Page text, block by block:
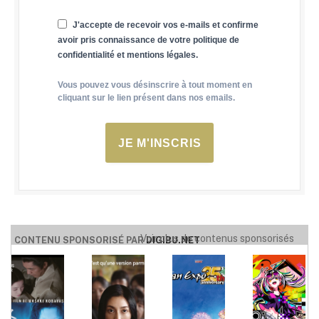
J'accepte de recevoir vos e-mails et confirme
avoir pris connaissance de votre politique de
confidentialité et mentions légales.
Vous pouvez vous désinscrire à tout moment en
cliquant sur le lien présent dans nos emails.
JE M'INSCRIS
CONTENU SPONSORISÉ PARDIGIBU.NET
Voir plus de contenus sponsorisés